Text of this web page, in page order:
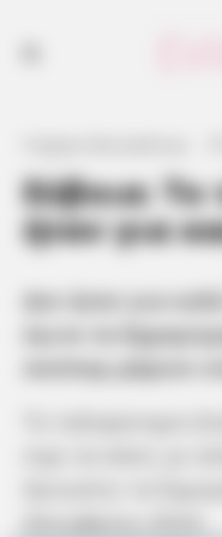
Εύβοια:
ήταν για
Δεν ήταν για
έγινε τα
Οκτωβρίου 2024.